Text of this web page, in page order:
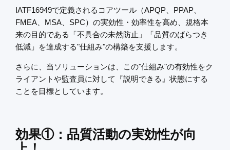
IATF16949で定義されるコアツール（APQP、PPAP、
FMEA、MSA、SPC）の実効性・効率性を高め、規格本
来の目的である「不具合の未然防止」「品質のばらつき
低減」を達成する"仕組み"の構築を支援します。
さらに、当ソリューションは、この"仕組み"の有効性をク
ライアントや監査員に対して『説明できる』状態にする
ことを目標としています。
効果①：品質活動の実効性が向